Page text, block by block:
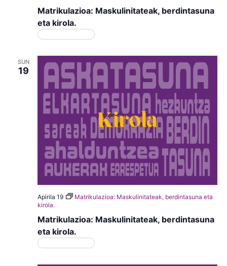
Matrikulazioa: Maskulinitateak, berdintasuna
eta kirola.
SUN
19
Matrikulazioa: Maskulinitateak, berdintasuna
eta kirola.
Apirila 19
Matrikulazioa: Maskulinitateak, berdintasuna eta
kirola.